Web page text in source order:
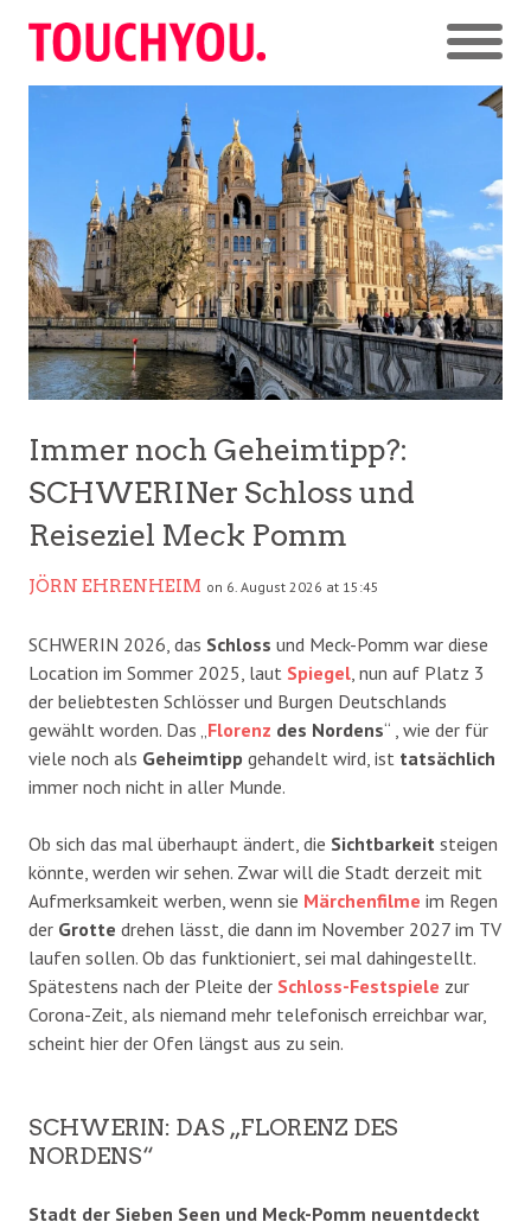
Immer noch Geheimtipp?:
SCHWERINer Schloss und
Reiseziel Meck Pomm
JÖRN EHRENHEIM on 6. August 2026 at 15:45
SCHWERIN 2026, das Schloss und Meck-Pomm war diese
Location im Sommer 2025, laut Spiegel, nun auf Platz 3
der beliebtesten Schlösser und Burgen Deutschlands
gewählt worden. Das „Florenz des Nordens“ , wie der für
viele noch als Geheimtipp gehandelt wird, ist tatsächlich
immer noch nicht in aller Munde.
Ob sich das mal überhaupt ändert, die Sichtbarkeit steigen
könnte, werden wir sehen. Zwar will die Stadt derzeit mit
Aufmerksamkeit werben, wenn sie Märchenfilme im Regen
der Grotte drehen lässt, die dann im November 2027 im TV
laufen sollen. Ob das funktioniert, sei mal dahingestellt.
Spätestens nach der Pleite der Schloss-Festspiele zur
Corona-Zeit, als niemand mehr telefonisch erreichbar war,
scheint hier der Ofen längst aus zu sein.
SCHWERIN: DAS „FLORENZ DES
NORDENS“
Stadt der Sieben Seen und Meck-Pomm neuentdeckt